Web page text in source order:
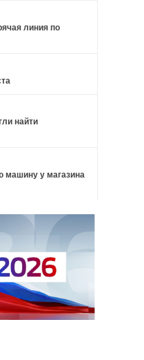
линия по
найти
машину у магазина